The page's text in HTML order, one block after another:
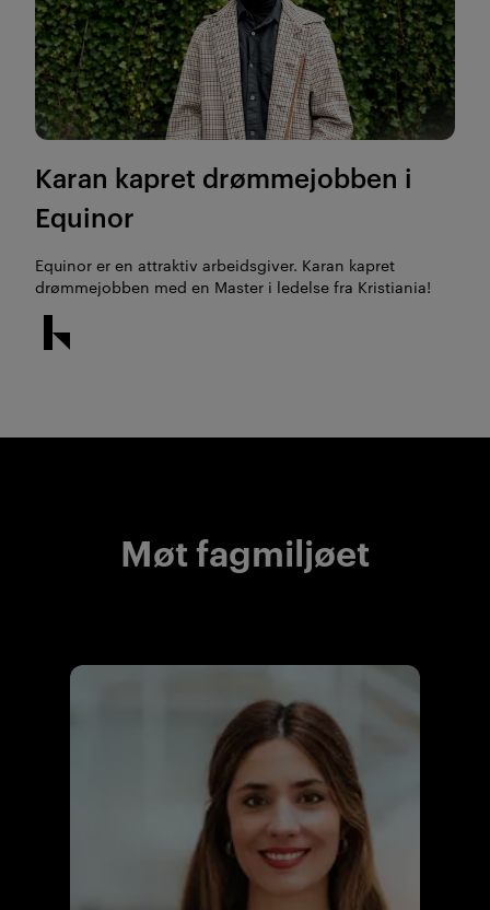
Karan kapret drømmejobben i
Equinor
Equinor er en attraktiv arbeidsgiver. Karan kapret
drømmejobben med en Master i ledelse fra Kristiania!
Møt fagmiljøet